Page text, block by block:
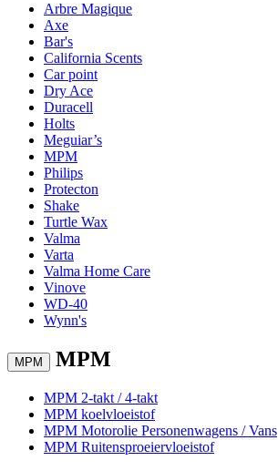
Arbre Magique
Axe
Bar's
California Scents
Car point
Dry Ace
Duracell
Holts
Meguiar’s
MPM
Philips
Protecton
Shake
Turtle Wax
Valma
Varta
Valma Home Care
Vinove
WD-40
Wynn's
MPM MPM
MPM 2-takt / 4-takt
MPM koelvloeistof
MPM Motorolie Personenwagens / Vans
MPM Ruitensproeiervloeistof